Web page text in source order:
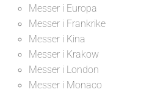
Messer i Europa
Messer i Frankrike
Messer i Kina
Messer i Krakow
Messer i London
Messer i Monaco